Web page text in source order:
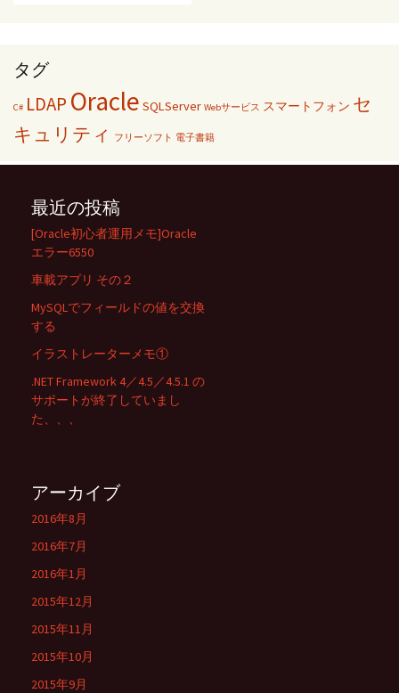
タグ
C# LDAP Oracle SQLServer Webサービス スマートフォン セ
キュリティ
フリーソフト 電子書籍
最近の投稿
[Oracle初心者運用メモ]Oracle
エラー6550
車載アプリ その２
MySQLでフィールドの値を交換
する
イラストレーターメモ①
.NET Framework 4／4.5／4.5.1 の
サポートが終了していまし
た、、、
アーカイブ
2016年8月
2016年7月
2016年1月
2015年12月
2015年11月
2015年10月
2015年9月